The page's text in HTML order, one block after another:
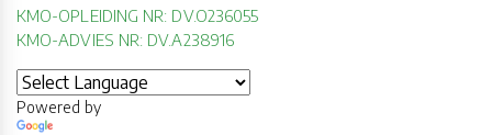
KMO-OPLEIDING NR: DV.O236055
KMO-ADVIES NR: DV.A238916
Powered by